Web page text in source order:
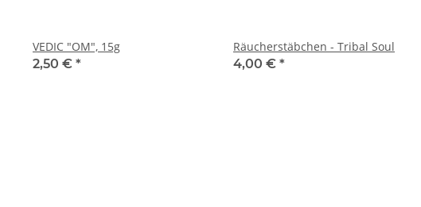
VEDIC "OM", 15g
2,50 € *
Räucherstäbchen - Tribal Soul
4,00 € *